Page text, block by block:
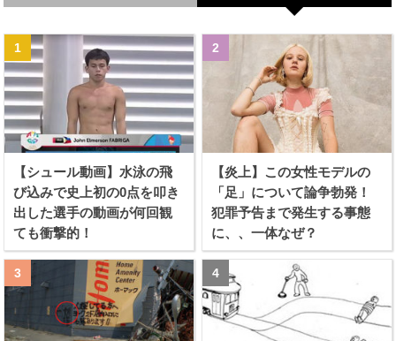
【シュール動画】水泳の飛
び込みで史上初の0点を叩き
出した選手の動画が何回観
ても衝撃的！
【炎上】この女性モデルの
「足」について論争勃発！
犯罪予告まで発生する事態
に、、一体なぜ？